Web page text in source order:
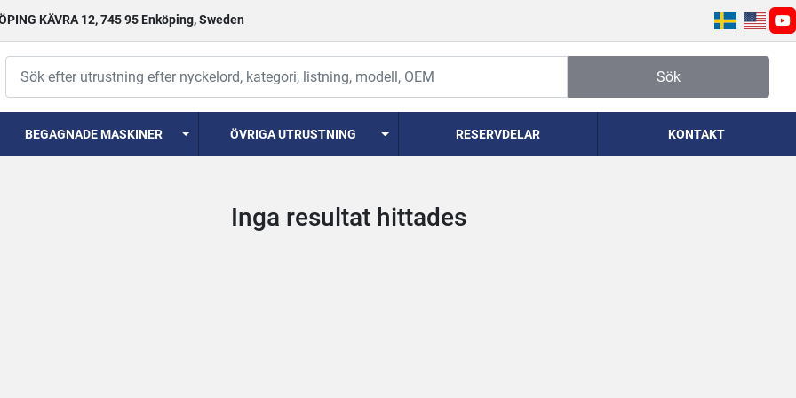
KÄVRA 12, 745 95 Enköping, Sweden
Sök
BEGAGNADE MASKINER ÖVRIGA UTRUSTNING RESERVDELAR KONTAKT
Inga resultat hittades